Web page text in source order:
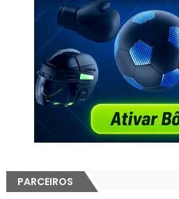
PARCEIROS